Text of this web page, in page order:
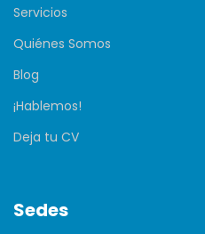
Servicios
Quiénes Somos
Blog
¡Hablemos!
Deja tu CV
Sedes